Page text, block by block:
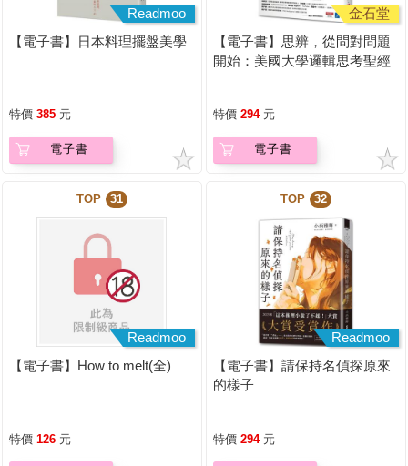
Readmoo
【電子書】日本料理擺盤美學
特價 385 元
電子書
金石堂
【電子書】思辨，從問對問題
開始：美國大學邏輯思考聖經
特價 294 元
電子書
TOP 31
Readmoo
【電子書】How to melt(全)
特價 126 元
TOP 32
Readmoo
【電子書】請保持名偵探原來
的樣子
特價 294 元